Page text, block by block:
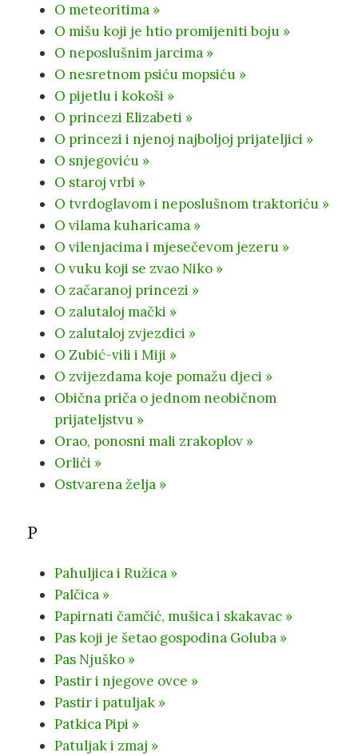
O meteoritima »
O mišu koji je htio promijeniti boju »
O neposlušnim jarcima »
O nesretnom psiću mopsiću »
O pijetlu i kokoši »
O princezi Elizabeti »
O princezi i njenoj najboljoj prijateljici »
O snjegoviću »
O staroj vrbi »
O tvrdoglavom i neposlušnom traktoriću »
O vilama kuharicama »
O vilenjacima i mjesečevom jezeru »
O vuku koji se zvao Niko »
O začaranoj princezi »
O zalutaloj mački »
O zalutaloj zvjezdici »
O Zubić-vili i Miji »
O zvijezdama koje pomažu djeci »
Obična priča o jednom neobičnom
prijateljstvu »
Orao, ponosni mali zrakoplov »
Orlići »
Ostvarena želja »
P
Pahuljica i Ružica »
Palčica »
Papirnati čamčić, mušica i skakavac »
Pas koji je šetao gospodina Goluba »
Pas Njuško »
Pastir i njegove ovce »
Pastir i patuljak »
Patkica Pipi »
Patuljak i zmaj »